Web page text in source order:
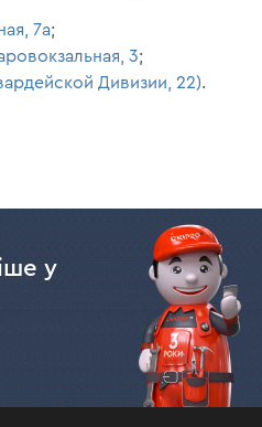
7а;
3;
Дивизии, 22).
у